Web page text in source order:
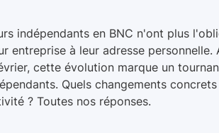
indépendants en BNC n'ont plus
entreprise à leur adresse personnelle.
cette évolution marque un
Quels changements
? Toutes nos réponses.